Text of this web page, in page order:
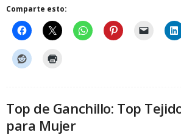
Comparte esto:
Top de Ganchillo: Top
para Mujer